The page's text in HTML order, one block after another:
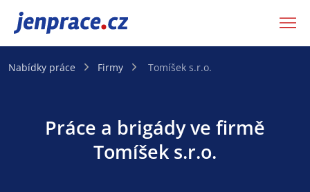
JenPráce.cz
Nabídky práce Firmy Tomíšek s.r.o.
Práce a brigády ve firmě
Tomíšek s.r.o.